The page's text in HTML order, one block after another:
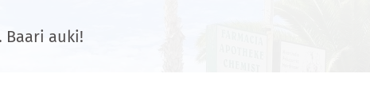
Baari auki!